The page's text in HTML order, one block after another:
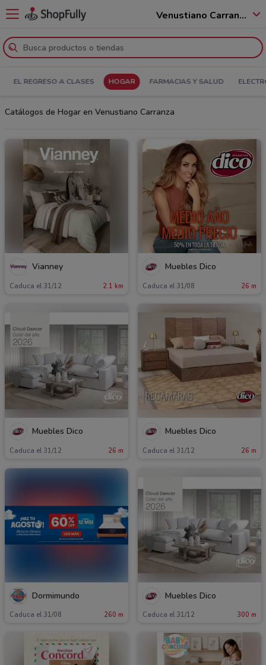
Venustiano Carranza - 15990
EL REGRESO A CLASES HOGAR FARMACIAS Y SALUD
Catálogos de Hogar en Venustiano Carranza
Vianney
Caduca el 31/12 2.1 km
Muebles Dico
Caduca el 31/08 26 m
Muebles Dico
Caduca el 31/12 26 m
Muebles Dico
Caduca el 31/12 26 m
Dormimundo
Caduca el 31/08 260 m
Muebles Dico
Caduca el 31/12 300 m